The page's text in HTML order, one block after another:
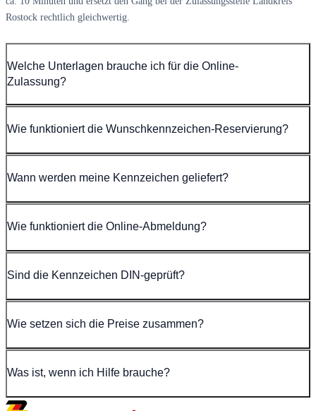
Rostock rechtlich gleichwertig.
Welche Unterlagen brauche ich für die Online-
Zulassung?
Wie funktioniert die Wunschkennzeichen-Reservierung?
Wann werden meine Kennzeichen geliefert?
Wie funktioniert die Online-Abmeldung?
Sind die Kennzeichen DIN-geprüft?
Wie setzen sich die Preise zusammen?
Was ist, wenn ich Hilfe brauche?